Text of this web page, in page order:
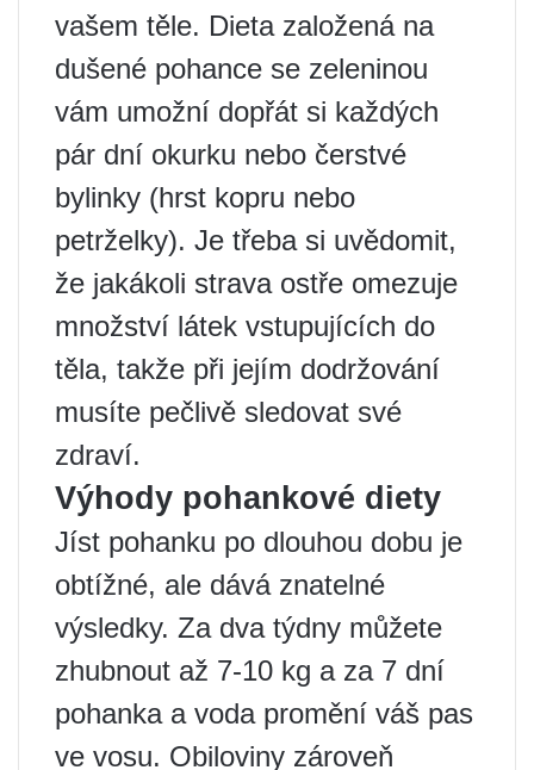
vašem těle. Dieta založená na
dušené pohance se zeleninou
vám umožní dopřát si každých
pár dní okurku nebo čerstvé
bylinky (hrst kopru nebo
petrželky). Je třeba si uvědomit,
že jakákoli strava ostře omezuje
množství látek vstupujících do
těla, takže při jejím dodržování
musíte pečlivě sledovat své
zdraví.
Výhody pohankové diety
Jíst pohanku po dlouhou dobu je
obtížné, ale dává znatelné
výsledky. Za dva týdny můžete
zhubnout až 7-10 kg a za 7 dní
pohanka a voda promění váš pas
ve vosu. Obiloviny zároveň